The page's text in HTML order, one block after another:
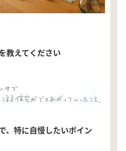
教えてください
、特に自慢したいポイン